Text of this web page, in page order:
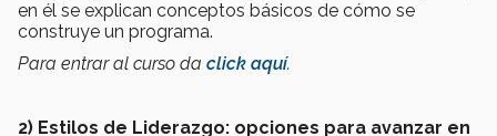
en él se explican conceptos básicos de cómo se
construye un programa.
Para entrar al curso da click aquí.
2) Estilos de Liderazgo: opciones para avanzar en